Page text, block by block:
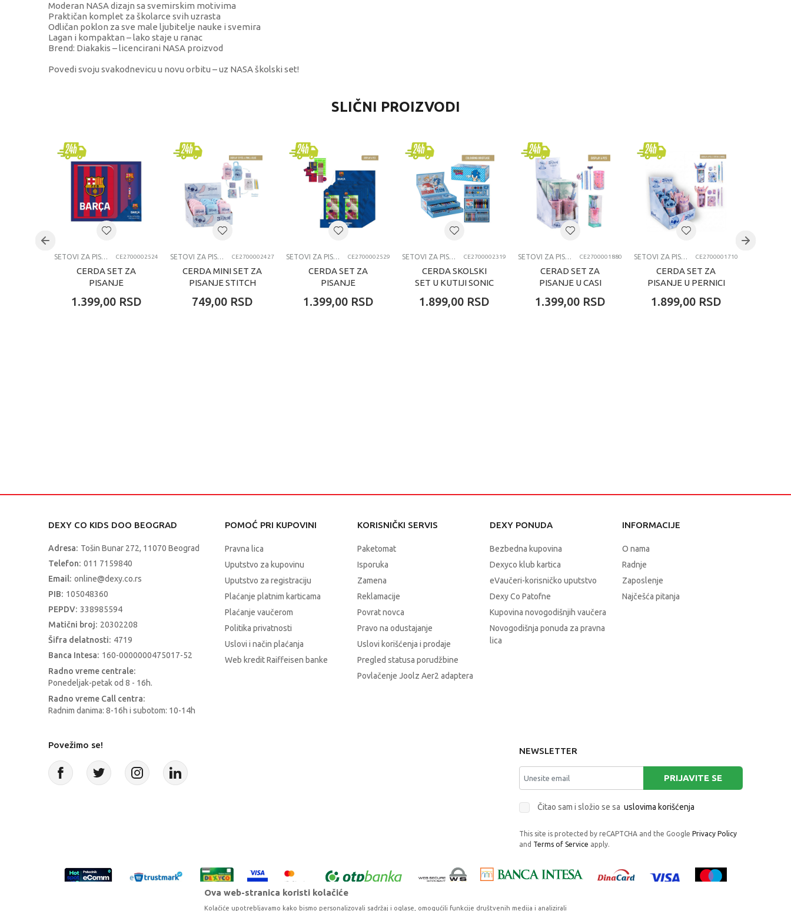
Moderan NASA dizajn sa svemirskim motivima
Praktičan komplet za školarce svih uzrasta
Odličan poklon za sve male ljubitelje nauke i svemira
Lagan i kompaktan – lako staje u ranac
Brend: Diakakis – licencirani NASA proizvod
Povedi svoju svakodnevicu u novu orbitu – uz NASA školski set!
Setovi za pisanje
Brend Diakakis
Pol dečaci
Uzrast 7-8 godina
Kategorija SETOVI ZA PISANJE
SLIČNI PROIZVODI
SETOVI ZA PISANJE CE2700002524
CERDA SET ZA
PISANJE
1.399,00 RSD
SETOVI ZA PISANJE CE2700002427
CERDA MINI SET ZA
PISANJE STITCH
749,00 RSD
SETOVI ZA PISANJE CE2700002529
CERDA SET ZA
PISANJE
1.399,00 RSD
SETOVI ZA PISANJE CE2700002319
CERDA SKOLSKI
SET U KUTIJI SONIC
1.899,00 RSD
SETOVI ZA PISANJE CE2700001880
CERAD SET ZA
PISANJE U CASI
1.399,00 RSD
SETOVI ZA PISANJE CE2700001710
CERDA SET ZA
PISANJE U PERNICI
1.899,00 RSD
DEXY CO KIDS DOO BEOGRAD
Adresa: Tošin Bunar 272, 11070 Beograd
Telefon: 011 7159840
Email: online@dexy.co.rs
PIB: 105048360
PEPDV: 338985594
Matični broj: 20302208
Šifra delatnosti: 4719
Banca Intesa: 160-0000000475017-52
Radno vreme centrale:
Ponedeljak-petak od 8 - 16h.
Radno vreme Call centra:
Radnim danima: 8-16h i subotom: 10-14h
POMOĆ PRI KUPOVINI
Pravna lica
Uputstvo za kupovinu
Uputstvo za registraciju
Plaćanje platnim karticama
Plaćanje vaučerom
Politika privatnosti
Uslovi i način plaćanja
Web kredit Raiffeisen banke
KORISNIČKI SERVIS
Paketomat
Isporuka
Zamena
Reklamacije
Povrat novca
Pravo na odustajanje
Uslovi korišćenja i prodaje
Pregled statusa porudžbine
Povlačenje Joolz Aer2 adaptera
DEXY PONUDA
Bezbedna kupovina
Dexyco klub kartica
eVaučeri-korisničko uputstvo
Dexy Co Patofne
Kupovina novogodišnjih vaučera
Novogodišnja ponuda za pravna
lica
INFORMACIJE
O nama
Radnje
Zaposlenje
Najčešća pitanja
Povežimo se!
NEWSLETTER
PRIJAVITE SE
Čitao sam i složio se sa uslovima korišćenja
This site is protected by reCAPTCHA and the Google Privacy Policy
and Terms of Service apply.
Ova web-stranica koristi kolačiće
Kolačiće upotrebljavamo kako bismo personalizovali sadržaj i oglase, omogućili funkcije društvenih medija i analizirali